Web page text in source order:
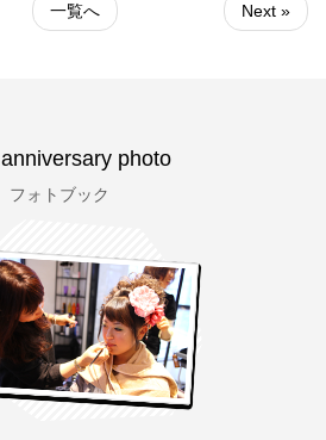
一覧へ Next »
anniversary photo
フォトブック